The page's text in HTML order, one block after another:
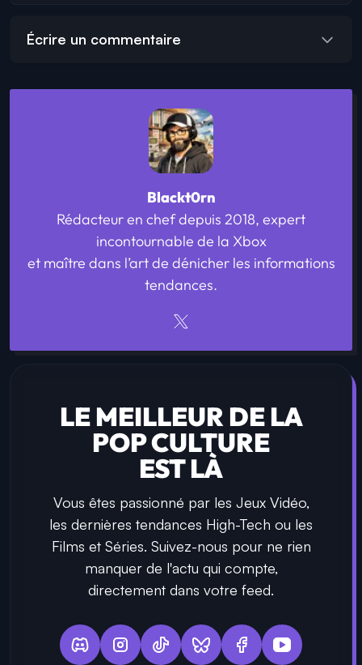
Écrire un commentaire
Blackt0rn
Rédacteur en chef depuis 2018, expert
incontournable de la Xbox
et maître dans l’art de dénicher les informations
tendances.
LE MEILLEUR DE LA
POP CULTURE
EST LÀ
Vous êtes passionné par les Jeux Vidéo,
les dernières tendances High-Tech ou les
Films et Séries. Suivez-nous pour ne rien
manquer de l'actu qui compte,
directement dans votre feed.